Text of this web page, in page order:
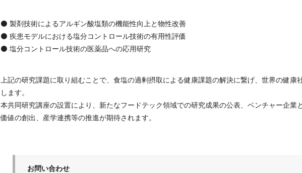
⚫ 製剤技術によるアルギン酸塩類の機能性向上と物性改善
⚫ 疾患モデルにおける塩分コントロール技術の有用性評価
⚫ 塩分コントロール技術の医薬品への応用研究
上記の研究課題に取り組むことで、食塩の過剰摂取による健康課題の解決に繋げ、世界の健康
します。
本共同研究講座の設置により、新たなフードテック領域での研究成果の公表、ベンチャー企業
価値の創出、産学連携等の推進が期待されます。
お問い合わせ